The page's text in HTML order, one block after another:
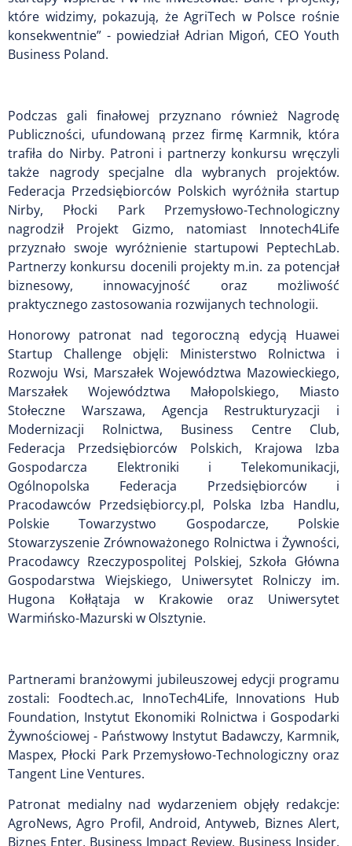
które widzimy, pokazują, że AgriTech w Polsce rośnie
konsekwentnie” - powiedział Adrian Migoń, CEO Youth
Business Poland.
Podczas gali finałowej przyznano również Nagrodę
Publiczności, ufundowaną przez firmę Karmnik, która
trafiła do Nirby. Patroni i partnerzy konkursu wręczyli
także nagrody specjalne dla wybranych projektów.
Federacja Przedsiębiorców Polskich wyróżniła startup
Nirby, Płocki Park Przemysłowo-Technologiczny
nagrodził Projekt Gizmo, natomiast Innotech4Life
przyznało swoje wyróżnienie startupowi PeptechLab.
Partnerzy konkursu docenili projekty m.in. za potencjał
biznesowy, innowacyjność oraz możliwość
praktycznego zastosowania rozwijanych technologii.
Honorowy patronat nad tegoroczną edycją Huawei
Startup Challenge objęli: Ministerstwo Rolnictwa i
Rozwoju Wsi, Marszałek Województwa Mazowieckiego,
Marszałek Województwa Małopolskiego, Miasto
Stołeczne Warszawa, Agencja Restrukturyzacji i
Modernizacji Rolnictwa, Business Centre Club,
Federacja Przedsiębiorców Polskich, Krajowa Izba
Gospodarcza Elektroniki i Telekomunikacji,
Ogólnopolska Federacja Przedsiębiorców i
Pracodawców Przedsiębiorcy.pl, Polska Izba Handlu,
Polskie Towarzystwo Gospodarcze, Polskie
Stowarzyszenie Zrównoważonego Rolnictwa i Żywności,
Pracodawcy Rzeczypospolitej Polskiej, Szkoła Główna
Gospodarstwa Wiejskiego, Uniwersytet Rolniczy im.
Hugona Kołłątaja w Krakowie oraz Uniwersytet
Warmińsko-Mazurski w Olsztynie.
Partnerami branżowymi jubileuszowej edycji programu
zostali: Foodtech.ac, InnoTech4Life, Innovations Hub
Foundation, Instytut Ekonomiki Rolnictwa i Gospodarki
Żywnościowej - Państwowy Instytut Badawczy, Karmnik,
Maspex, Płocki Park Przemysłowo-Technologiczny oraz
Tangent Line Ventures.
Patronat medialny nad wydarzeniem objęły redakcje:
AgroNews, Agro Profil, Android, Antyweb, Biznes Alert,
Biznes Enter, Business Impact Review, Business Insider,